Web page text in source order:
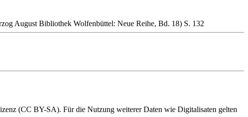
August Bibliothek Wolfenbüttel: Neue Reihe, Bd. 18) S. 132
(CC BY-SA). Für die Nutzung weiterer Daten wie Digitalisaten gelten